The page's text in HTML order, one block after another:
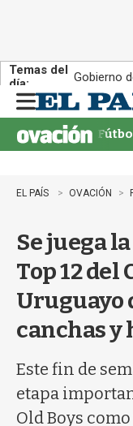
Temas del
día:
Gobierno
n
u
EL PAÍS OVACIÓN
Se juega
Top 12 del
Uruguayo
canchas y
Este fin de
etapa
Old Boys